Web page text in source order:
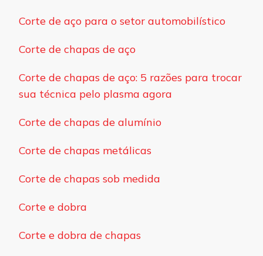
Corte de aço para o setor automobilístico
Corte de chapas de aço
Corte de chapas de aço: 5 razões para trocar
sua técnica pelo plasma agora
Corte de chapas de alumínio
Corte de chapas metálicas
Corte de chapas sob medida
Corte e dobra
Corte e dobra de chapas